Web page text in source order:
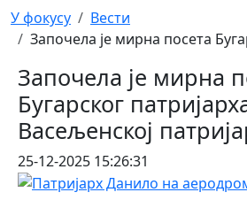
Breadcrumb
У фокусу
Вести
Започела је мирна посета
Започела је мирна
Бугарског
Васељенској
25-12-2025 15:26:31